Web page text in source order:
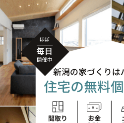
無料相談 イベント